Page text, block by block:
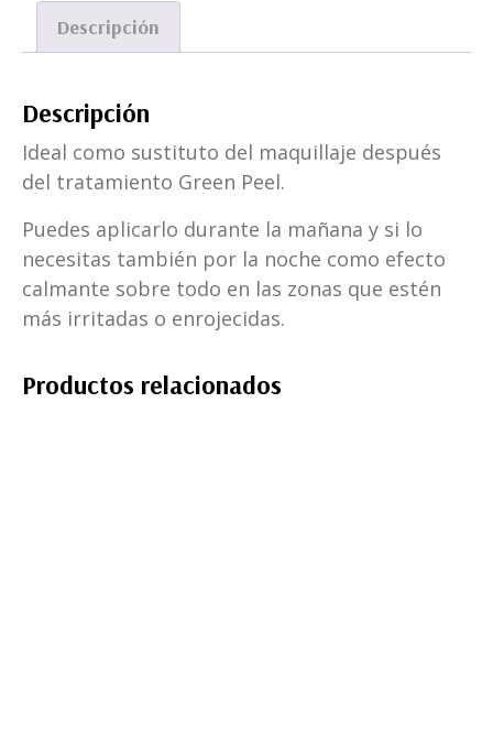
Descripción
Descripción
Ideal como sustituto del maquillaje después
del tratamiento Green Peel.
Puedes aplicarlo durante la mañana y si lo
necesitas también por la noche como efecto
calmante sobre todo en las zonas que estén
más irritadas o enrojecidas.
Productos relacionados